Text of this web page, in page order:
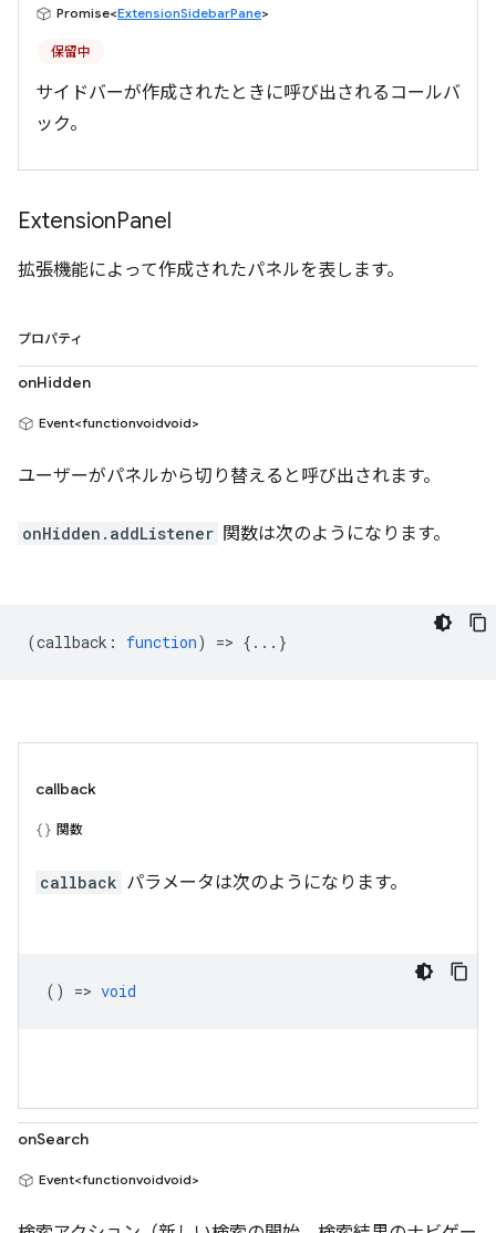
Promise<ExtensionSidebarPane>
保留中
サイドバーが作成されたときに呼び出されるコールバ
ック。
ExtensionPanel
拡張機能によって作成されたパネルを表します。
プロパティ
onHidden
Event<functionvoidvoid>
ユーザーがパネルから切り替えると呼び出されます。
onHidden.addListener 関数は次のようになります。
(callback : function) => {...}
callback
関数
callback パラメータは次のようになります。
() => void
onSearch
Event<functionvoidvoid>